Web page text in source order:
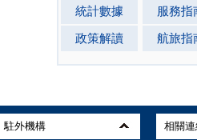
統計數據
服務指
政策解讀
航旅指